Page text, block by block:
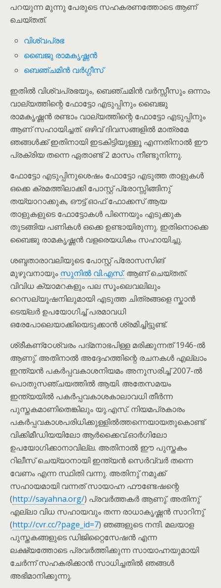
പറയുന്ന മുന്നു പേരുടെ സഹകരണത്തോടെ ആണ്
ചെയ്തത്.
വിശ്വപ്രഭ
ബൈജു രാമകൃഷ്ണൻ
ബെഞ്ചമിൻ വർഗ്ഗീസ്
ഇതിൽ വിശ്വപ്രഭയും, ബെഞ്ചമിൻ വർസ്സീസും ഒന്നാം
വാല്യത്തിന്റെ ഫോട്ടോ എടുപ്പിനും ബൈജു
രാമകൃഷ്ണൻ രണ്ടാം വാല്യത്തിന്റെ ഫോട്ടോ എടുപ്പിനും
ആണ് സഹായിച്ചത്. ഒഴിവ് ദിവസങ്ങളിൽ മാത്രമേ
ഞങ്ങൾക്ക് ഇതിനായി ഇടകിട്ടിയുള്ളൂ എന്നതിനാൽ ഈ
പ്രക്രിയ തന്നെ ഏതാണ്ട് 2 മാസം നീണ്ടുനിന്നു.
ഫോട്ടോ എടുപ്പിനുശെഷം ഫോട്ടോ എടുത്ത താളുകൾ
ഒക്കെ ക്രമത്തിലാക്കി പോസ്റ്റ് പ്രോസ്സിങ്ങിനു്
തയ്യാറാക്കുക, ഔട്ട് ഓഫ് ഫോക്കസ് ആയ
താളുകളുടെ ഫോട്ടോകൾ പിന്നെയും എടുക്കുക
തുടങ്ങിയ പണികൾ ഒക്കെ ഉണ്ടായിരുന്നു. ഇതിനൊക്കെ
ബൈജു രാമകൃഷ്ണൻ വളരെയധികം സഹായിച്ചു.
ശബ്ദതാരാവലിയുടെ പോസ്റ്റ് പ്രോസസിങ്
മുഴുവനായും സുനിൽ വി.എസ്.ആണ് ചെയ്തത്.
വിവിധ ക്യാമറകളും പല സൂംലെവലിലും
റെസല്യൂഷനിലുമായി എടുത്ത ചിത്രങ്ങളെ സ്കാൻ
ടെയ്ലർ ഉപയോഗിച്ച് പരമാവധി
ഒരേപോലെയാക്കിയെടുക്കാൻ ശ്രമിച്ചിട്ടുണ്ട്.
ശ്രീകണ്‌ഠേശ്വരം പദ്മനാഭപിള്ള മരിക്കുന്നത് 1946-ൽ
ആണു്. അതിനാൽ അദ്ദേഹത്തിന്റെ രചനകൾ എല്ലാം
ഇന്ത്യൻ പകർപ്പവകാശനിയമം അനുസരിച്ച് 2007-ൽ
പൊതുസഞ്ചയത്തിൽ ആയി. അതേസമയം
ഇന്ത്യയിൽ പകർപ്പവകാശകാലാവധി തീർന്ന
പുസ്തകമാണിതെങ്കിലും യു.എസ്. നിയമപ്രകാരം
പകർപ്പവകാശപരിധിക്കുള്ളിൽത്തന്നെയായതുകൊണ്ട്
വിക്കിമീഡിയയിലോ ആർക്കൈവ്.ഓർഗിലോ
ഉപയോഗിക്കാനാവില്ല. അതിനാൽ ഈ പുസ്തകം
റിലീസ് ചെയ്യാനായി ഇന്ത്യൻ സെർവ്വർ തന്നെ
വേണം എന്ന സ്ഥിതി വന്നു. അതിനു് നമുക്ക്
സഹായമായി വന്നത് സായാഹ്ന ഫൗണ്ടേഷന്റെ
(http://sayahna.org/) പ്രവർത്തകർ ആണു്. അതിനു്
എല്ലാ വിധ സഹായവും തന്ന രാധാകൃഷ്ണൻ സാറിനു്
(http://cvr.cc/?page_id=7) ഞങ്ങളുടെ നന്ദി. മലയാള
പുസ്തകങ്ങളുടെ ഡിജിറ്റൈസേഷൻ എന്ന
ലക്ഷ്യത്തോടെ പ്രവർത്തിക്കുന്ന സായാഹ്നയുമായി
ചേർന്ന് സഹകരിക്കാൻ സാധിച്ചതിൽ ഞങ്ങൾ
അഭിമാനിക്കുന്നു.